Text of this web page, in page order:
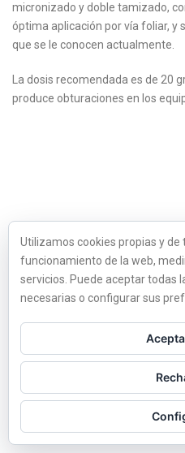
micronizado y doble tamizado,
óptima aplicación por vía foliar, y
que se le conocen actualmente.
La dosis recomendada es de 20
produce obturaciones en los
Utilizamos cookies propias y de
funcionamiento de la web,
servicios. Puede aceptar todas
necesarias o configurar sus